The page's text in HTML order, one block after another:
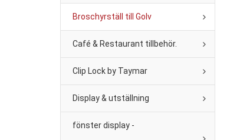
Broschyrställ till Golv
Café & Restaurant tillbehör.
Clip Lock by Taymar
Display & utställning
fönster display -